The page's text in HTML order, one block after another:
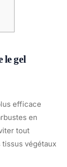
le gel
efficace
en
tout
végétaux